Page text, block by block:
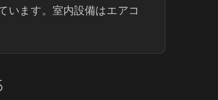
います。室内設備はエアコ